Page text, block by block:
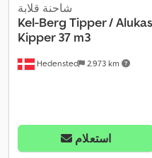
Hedensted 2.973 km
شاحنة قلابة
Kel-Berg Tipper /
Kipper 37 m3
استعلام